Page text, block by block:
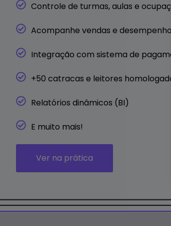
Controle de turmas, aulas e
Acompanhe vendas e desempenho
Integração com sistema de
+50 catracas e leitores
Relatórios dinâmicos (BI)
E muito mais!
Ver na prática